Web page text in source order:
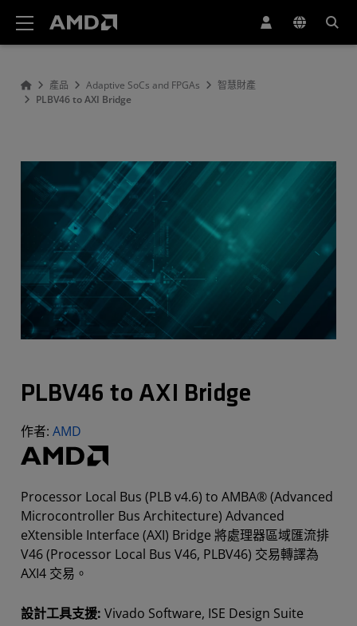
產品 Adaptive SoCs and FPGAs
智慧財產
PLBV46 to AXI Bridge
PLBV46 to AXI Bridge
作者: AMD
Processor Local Bus (PLB v4.6) to AMBA® (Advanced
Microcontroller Bus Architecture) Advanced
eXtensible Interface (AXI) Bridge 將處理器區域匯流排
V46 (Processor Local Bus V46, PLBV46) 交易轉譯為
AXI4 交易。
設計工具支援: Vivado Software, ISE Design Suite